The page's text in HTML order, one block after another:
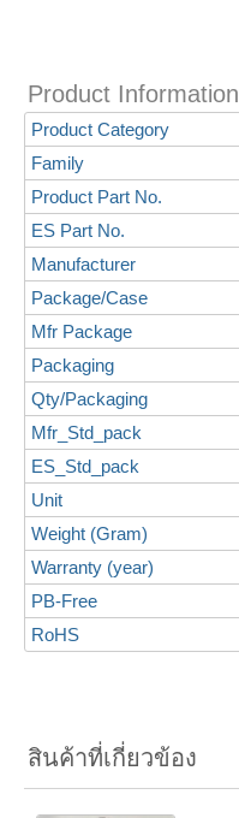
Product Information
Product Category
Family
Product Part No.
ES Part No.
Manufacturer
Package/Case
Mfr Package
Packaging
Qty/Packaging
Mfr_Std_pack
ES_Std_pack
Unit
Weight (Gram)
Warranty (year)
PB-Free
RoHS
สินค้าที่เกี่ยวข้อง